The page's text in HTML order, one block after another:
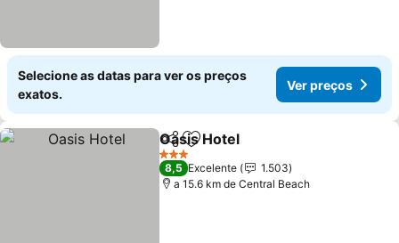
Selecione as datas para ver os preços
exatos.
Ver preços
PartilharAdicionar aos favoritos
Oasis Hotel
3 Estrelas
8,5 Excelente
1.503
a 15.6 km de Central Beach